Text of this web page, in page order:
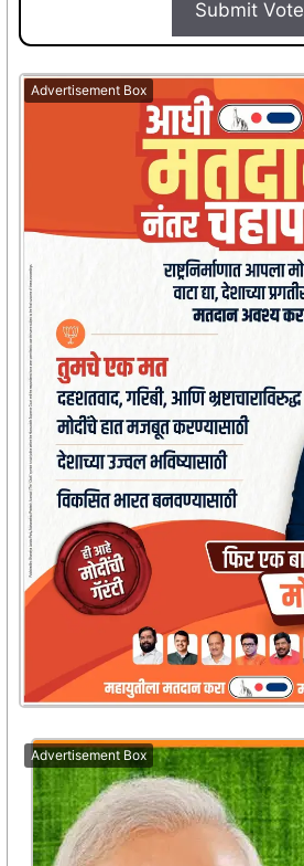
Submit Vote
Advertisement Box
Advertisement Box